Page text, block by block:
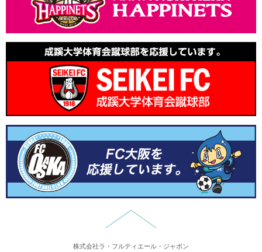
レシピを追加しました。
2025.7.14
レシピを追加しました。
2025.5.21
レシピを追加しました。
2024.12.19
年末年始休業のお知らせ
2024.12.16
2024.10.24
レシピを追加しました。
2024.9.10
レシピを追加しました。
2024.7.24
レシピを追加しました。
株式会社ラ・フルティエール・ジャポン